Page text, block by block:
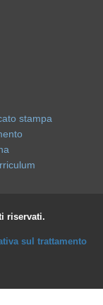
stampa
riservati.
sul trattamento